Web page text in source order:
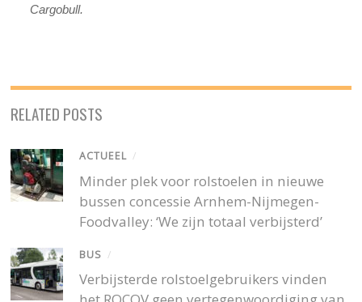
Cargobull.
RELATED POSTS
ACTUEEL /
Minder plek voor rolstoelen in nieuwe
bussen concessie Arnhem-Nijmegen-
Foodvalley: ‘We zijn totaal verbijsterd’
BUS /
Verbijsterde rolstoelgebruikers vinden